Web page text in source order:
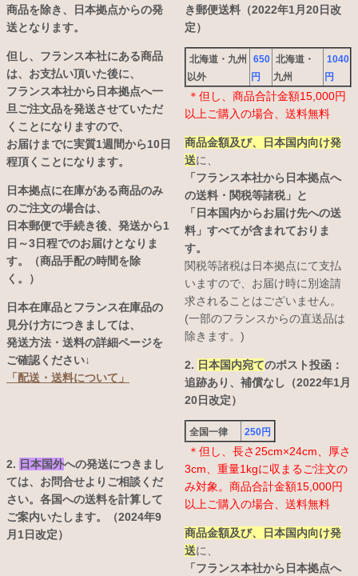
商品を除き、日本拠点からの発
送となります。
但し、フランス本社にある商品
は、お支払い頂いた後に、
フランス本社から日本拠点へ一
旦ご注文品を発送させていただ
くことになりますので、
お届けまでに実質1週間から10日
程頂くことになります。
日本拠点に在庫がある商品のみ
のご注文の場合は、
日本郵便で手続き後、発送から1
日～3日程でのお届けとなりま
す。（商品手配の時間を除
く。）
日本在庫品とフランス在庫品の
見分け方につきましては、
発送方法・送料の詳細ページを
ご確認ください↓
「配送・送料について」
2. 日本国外への発送につきまし
ては、お問合せよりご相談くだ
さい。各国への送料を計算して
ご案内いたします。（2024年9
月1日改定）
き郵便送料（2022年1月20日改
定）
北海道・九州
以外
650
円
北海道・
九州
1040
円
＊但し、商品合計金額15,000円
以上ご購入の場合、送料無料
商品金額及び、日本国内向け発
送に、
「フランス本社から日本拠点へ
の送料・関税等諸税」と
「日本国内からお届け先への送
料」すべてが含まれておりま
す。
関税等諸税は日本拠点にて支払
いますので、お届け時に別途請
求されることはございません。
(一部のフランスからの直送品は
除きます。)
2. 日本国内宛てのポスト投函：
追跡あり、補償なし（2022年1月
20日改定）
全国一律 250円
＊但し、長さ25cm×24cm、厚さ
3cm、重量1kgに収まるご注文の
み対象。商品合計金額15,000円
以上ご購入の場合、送料無料
商品金額及び、日本国内向け発
送に、
「フランス本社から日本拠点へ